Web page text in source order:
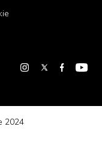
на нашем
подробную
2024